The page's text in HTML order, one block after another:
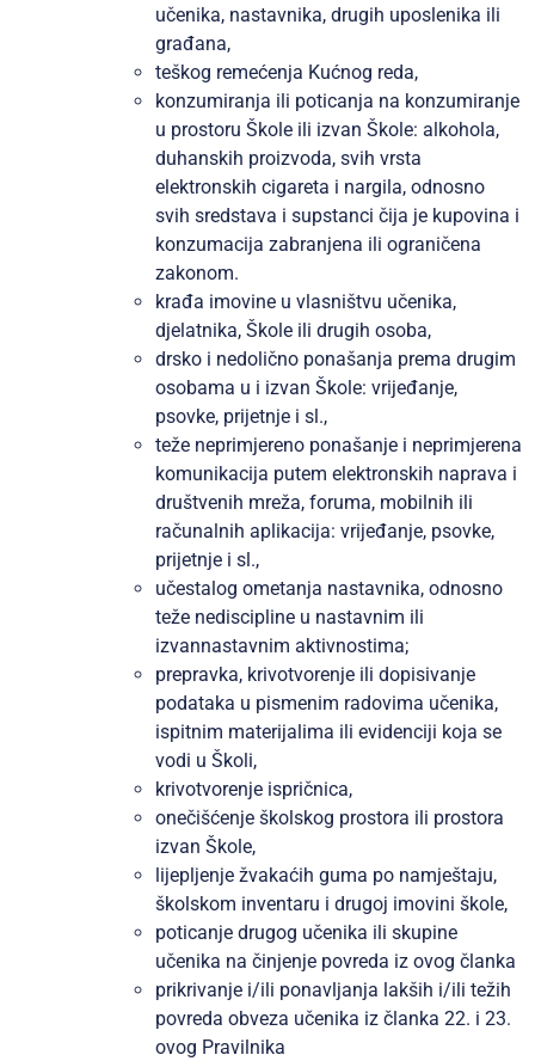
učenika, nastavnika, drugih uposlenika ili
građana,
teškog remećenja Kućnog reda,
konzumiranja ili poticanja na konzumiranje
u prostoru Škole ili izvan Škole: alkohola,
duhanskih proizvoda, svih vrsta
elektronskih cigareta i nargila, odnosno
svih sredstava i supstanci čija je kupovina i
konzumacija zabranjena ili ograničena
zakonom.
krađa imovine u vlasništvu učenika,
djelatnika, Škole ili drugih osoba,
drsko i nedolično ponašanja prema drugim
osobama u i izvan Škole: vrijeđanje,
psovke, prijetnje i sl.,
teže neprimjereno ponašanje i neprimjerena
komunikacija putem elektronskih naprava i
društvenih mreža, foruma, mobilnih ili
računalnih aplikacija: vrijeđanje, psovke,
prijetnje i sl.,
učestalog ometanja nastavnika, odnosno
teže nediscipline u nastavnim ili
izvannastavnim aktivnostima;
prepravka, krivotvorenje ili dopisivanje
podataka u pismenim radovima učenika,
ispitnim materijalima ili evidenciji koja se
vodi u Školi,
krivotvorenje ispričnica,
onečišćenje školskog prostora ili prostora
izvan Škole,
lijepljenje žvakaćih guma po namještaju,
školskom inventaru i drugoj imovini škole,
poticanje drugog učenika ili skupine
učenika na činjenje povreda iz ovog članka
prikrivanje i/ili ponavljanja lakših i/ili težih
povreda obveza učenika iz članka 22. i 23.
ovog Pravilnika